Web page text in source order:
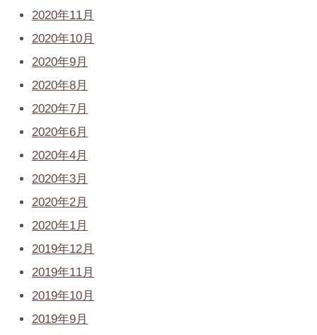
2020年11月
2020年10月
2020年9月
2020年8月
2020年7月
2020年6月
2020年4月
2020年3月
2020年2月
2020年1月
2019年12月
2019年11月
2019年10月
2019年9月